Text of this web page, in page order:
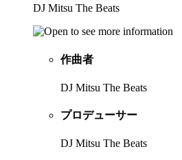
DJ Mitsu The Beats
作曲者
DJ Mitsu The Beats
プロデューサー
DJ Mitsu The Beats